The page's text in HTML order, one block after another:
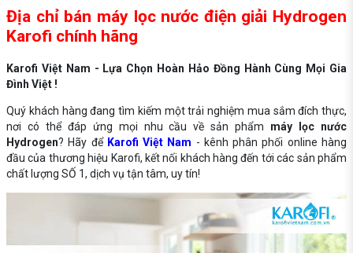
Địa chỉ bán máy lọc nước điện giải Hydrogen
Karofi chính hãng
Karofi Việt Nam - Lựa Chọn Hoàn Hảo Đồng Hành Cùng Mọi Gia
Đình Việt !
Quý khách hàng đang tìm kiếm một trải nghiệm mua sắm đích thực,
nơi có thể đáp ứng mọi nhu cầu về sản phẩm máy lọc nước
Hydrogen? Hãy để Karofi Việt Nam - kênh phân phối online hàng
đầu của thương hiệu Karofi, kết nối khách hàng đến tới các sản phẩm
chất lượng SỐ 1, dịch vụ tận tâm, uy tín!